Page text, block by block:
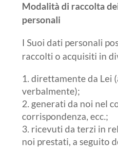
Modalità di raccolta
personali
I Suoi dati personali
raccolti o acquisiti in
direttamente da Lei
verbalmente);
generati da noi nel
corrispondenza, ecc.;
ricevuti da terzi in
noi prestati, a seguito